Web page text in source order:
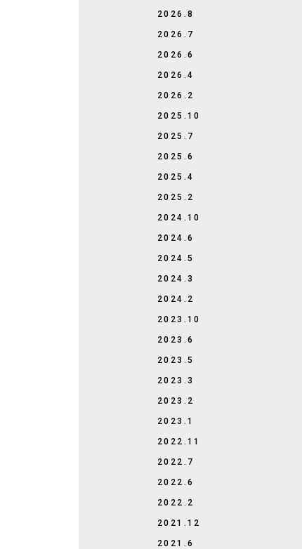
2026.8
2026.7
2026.6
2026.4
2026.2
2025.10
2025.7
2025.6
2025.4
2025.2
2024.10
2024.6
2024.5
2024.3
2024.2
2023.10
2023.6
2023.5
2023.3
2023.2
2023.1
2022.11
2022.7
2022.6
2022.2
2021.12
2021.6